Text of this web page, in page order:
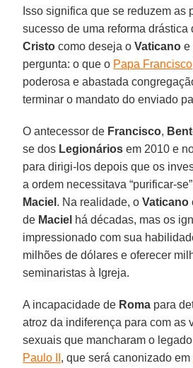
Isso significa que se reduzem as
sucesso de uma reforma drástica
Cristo como deseja oVaticano e
pergunta: o que o Papa Francisco
poderosa e abastada
terminar o mandato do enviado
O antecessor de Francisco,
se dos Legionários em 2010 e
para dirigi-los depois que os
a ordem necessitava “purificar-
Maciel . Na realidade, oVaticano
de Maciel há décadas, mas os
impressionado com sua
milhões de dólares e oferecer
seminaristas à Igreja.
A incapacidade de Roma para
atroz da indiferença para com as
sexuais que mancharam o
Paulo II , que será canonizado em